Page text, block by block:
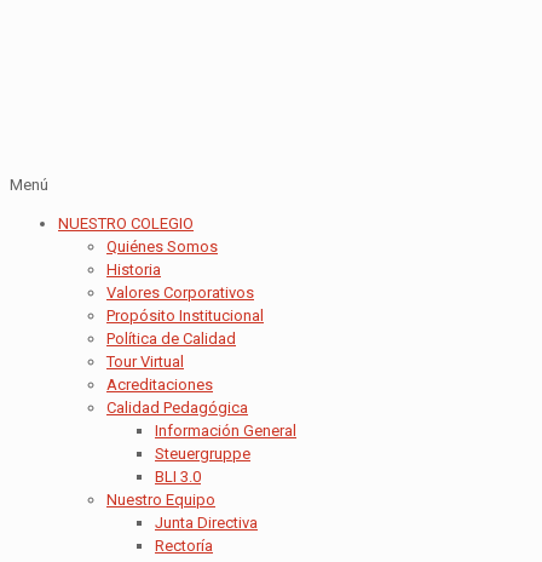
Menú
NUESTRO COLEGIO
Quiénes Somos
Historia
Valores Corporativos
Propósito Institucional
Política de Calidad
Tour Virtual
Acreditaciones
Calidad Pedagógica
Información General
Steuergruppe
BLI 3.0
Nuestro Equipo
Junta Directiva
Rectoría